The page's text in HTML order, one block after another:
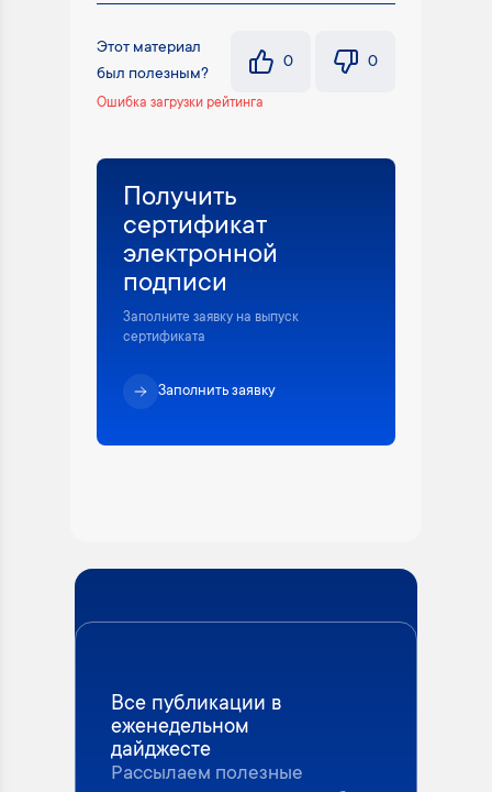
Этот материал
был полезным?
0 0
Ошибка загрузки рейтинга
Получить
сертификат
электронной
подписи
Заполните заявку на выпуск
сертификата
Заполнить заявку
Все публикации в
еженедельном
дайджесте
Рассылаем полезные